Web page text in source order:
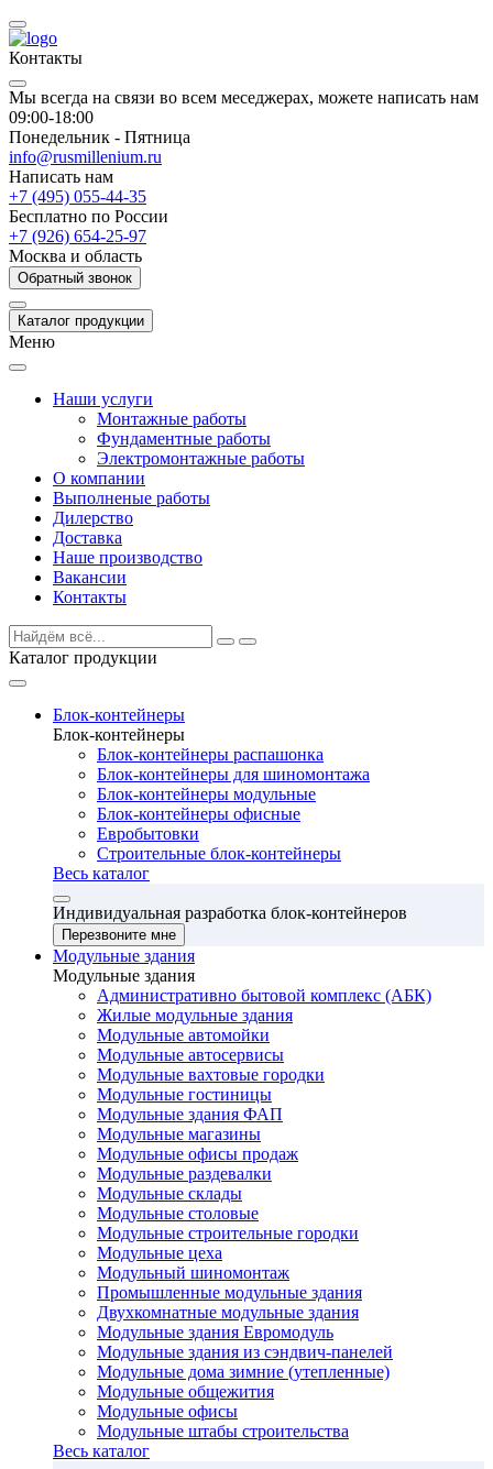
Контакты
Мы всегда на связи во всем меседжерах, можете написать нам
09:00-18:00
Понедельник - Пятница
info@rusmillenium.ru
Написать нам
+7 (495) 055-44-35
Бесплатно по России
+7 (926) 654-25-97
Москва и область
Обратный звонок
Каталог продукции
Меню
Наши услуги
Монтажные работы
Фундаментные работы
Электромонтажные работы
О компании
Выполненые работы
Дилерство
Доставка
Наше производство
Вакансии
Контакты
Каталог продукции
Блок-контейнеры
Блок-контейнеры
Блок-контейнеры распашонка
Блок-контейнеры для шиномонтажа
Блок-контейнеры модульные
Блок-контейнеры офисные
Евробытовки
Строительные блок-контейнеры
Весь каталог
Индивидуальная разработка блок-контейнеров
Перезвоните мне
Модульные здания
Модульные здания
Административно бытовой комплекс (АБК)
Жилые модульные здания
Модульные автомойки
Модульные автосервисы
Модульные вахтовые городки
Модульные гостиницы
Модульные здания ФАП
Модульные магазины
Модульные офисы продаж
Модульные раздевалки
Модульные склады
Модульные столовые
Модульные строительные городки
Модульные цеха
Модульный шиномонтаж
Промышленные модульные здания
Двухкомнатные модульные здания
Модульные здания Евромодуль
Модульные здания из сэндвич-панелей
Модульные дома зимние (утепленные)
Модульные общежития
Модульные офисы
Модульные штабы строительства
Весь каталог